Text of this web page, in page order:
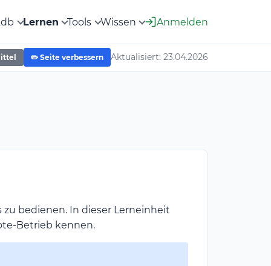
Lernen Tools Wissen Anmelden
✏️ Seite verbessern Aktualisiert: 23.04.2026
bedienen. In dieser Lerneinheit
Betrieb kennen.